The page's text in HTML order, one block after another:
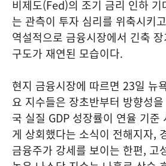
비제도(Fed)의 조기 금리 인하
는 관측이 투자 심리를 위축시키
역설적으로 금융시장에서 긴축
구도가 재연된 모습이다.
현지 금융시장에 따르면 23일 뉴
요 지수들은 장초반부터 방향성
국 실질 GDP 성장률이 연율 기준
게 상회했다는 소식이 전해지자,
금융주가 강세를 보이는 한편, 고